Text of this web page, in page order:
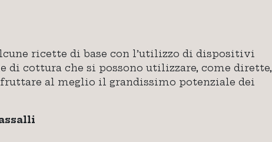
ricette di base con l’utilizzo di dispositivi
di cottura che si possono utilizzare, come dirette,
al meglio il grandissimo potenziale dei